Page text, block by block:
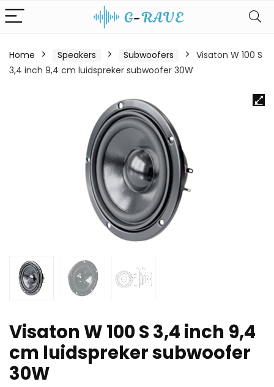
Home Speakers Subwoofers
Visaton W 100 S
3,4 inch 9,4 cm luidspreker subwoofer 30W
Visaton W 100 S 3,4 inch 9,4
cm luidspreker subwoofer
30W